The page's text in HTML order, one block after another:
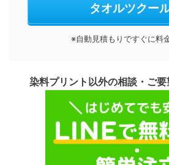
タオルツクー
※自動見積もりですぐに料
染料プリント以外の相談・ご